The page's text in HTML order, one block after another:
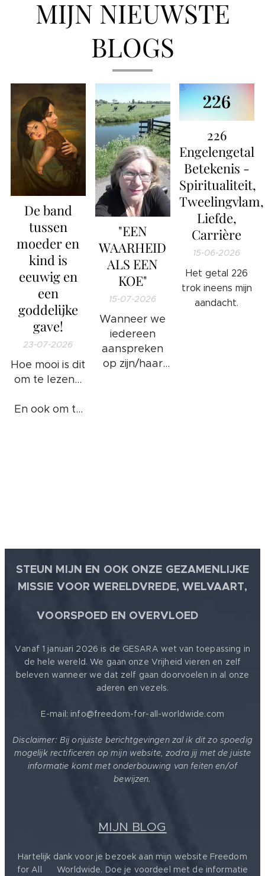
MIJN NIEUWSTE
BLOGS
De band
tussen
moeder en
kind is
eeuwig en
een
goddelijke
gave!
23-07-2026
Hoe mooi is dit
om te lezen...
En ook om te
"EEN
WAARHEID
ALS EEN
KOE"
15-07-2026
Wanneer we
iedereen
aanspreken
op zijn/haar
226
Engelengetal
Betekenis -
Spiritualiteit,
Tweelingvlam,
Liefde,
Carrière
15-06-2026
Het getal 226
trok ineens mijn
aandacht.
STEUN MIJN EN OOK ONZE GEZAMENLIJKE
MISSIE VOOR WERELDVREDE, WELVAART,
VOORSPOED EN OVERVLOED
Vanaf 1 januari 2026 is de GESARA wet van toepassing in
de hele wereld. We gaan onze Vrijheid vieren en zelf
beleven wanneer we dat zelf gaan doorvoelen in al onze
aderen en vezels.
E-mail: info@freedom-for-all-worldwide.com
Disclaimer: Bij onjuiste berichtgevingen zal ik dit zo spoedig
mogelijk rectificeren op mijn website, zodra jij met de juiste
informatie komt met onderbouwing van feiten en/of
bewijzen.
MIJN BLOG
Hartelijk dank voor je bezoek aan mijn website Freedom
for All ❤️ Worldwide. Doe je voordeel met de informatie